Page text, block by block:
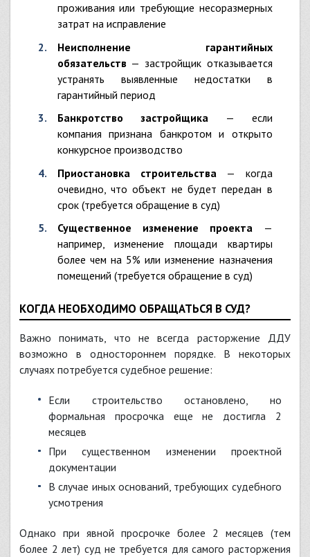
проживания или требующие несоразмерных
затрат на исправление
Неисполнение гарантийных
обязательств — застройщик отказывается
устранять выявленные недостатки в
гарантийный период
Банкротство застройщика — если
компания признана банкротом и открыто
конкурсное производство
Приостановка строительства — когда
очевидно, что объект не будет передан в
срок (требуется обращение в суд)
Существенное изменение проекта —
например, изменение площади квартиры
более чем на 5% или изменение назначения
помещений (требуется обращение в суд)
КОГДА НЕОБХОДИМО ОБРАЩАТЬСЯ В СУД?
Важно понимать, что не всегда расторжение ДДУ
возможно в одностороннем порядке. В некоторых
случаях потребуется судебное решение:
Если строительство остановлено, но
формальная просрочка еще не достигла 2
месяцев
При существенном изменении проектной
документации
В случае иных оснований, требующих судебного
усмотрения
Однако при явной просрочке более 2 месяцев (тем
более 2 лет) суд не требуется для самого расторжения